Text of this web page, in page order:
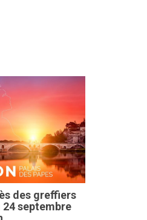
des greffiers
24 septembre